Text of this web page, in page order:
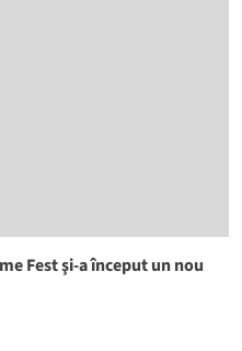
Fest şi-a început un nou